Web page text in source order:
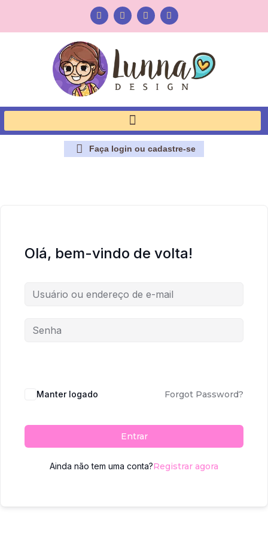
Faça login ou cadastre-se
Olá, bem-vindo de volta!
Manter logado Forgot Password?
Entrar
Ainda não tem uma conta?Registrar agora